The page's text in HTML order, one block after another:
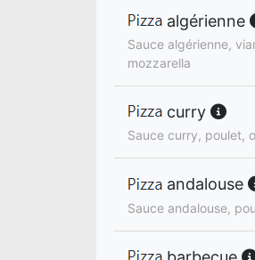
algérienne
Sauce algérienne,
mozzarella
curry
Sauce curry, poulet,
andalouse
Sauce andalouse,